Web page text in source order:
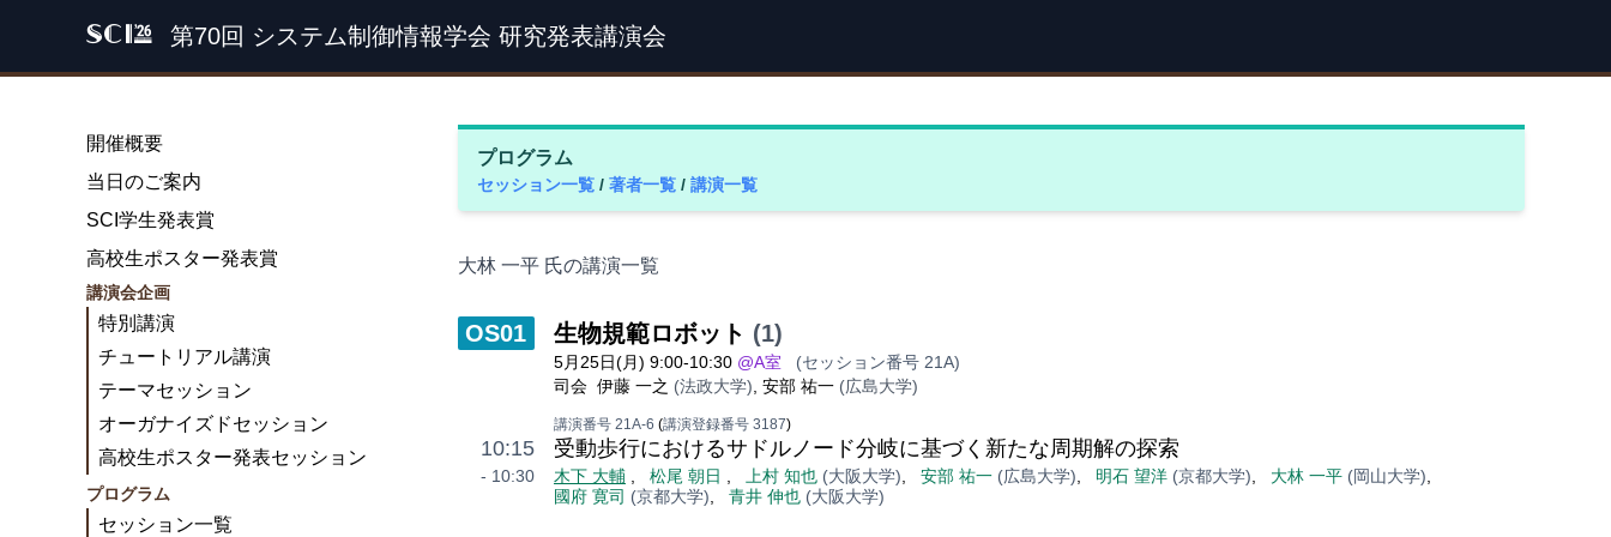
SCI '26 第70回 システム制御情報学会 研究発表講演会
プログラム
セッション一覧 / 著者一覧 / 講演一覧
大林 一平 氏の講演一覧
OS01 生物規範ロボット (1)
5月25日(月) 9:00-10:30 @A室
(セッション番号 21A)
司会 伊藤 一之 (法政大学) 安部 祐一 (広島大学)
講演番号 21A-6 (講演登録番号 3187)
10:15
- 10:30
受動歩行におけるサドルノード分岐に基づく新たな周期解の探索
木下 大輔 松尾 朝日 上村 知也 (大阪大学) 安部 祐一 (広島大学) 明石 望洋 (京都大学) 大林 一平 (岡山大学)
國府 寛司 (京都大学) 青井 伸也 (大阪大学)
開催概要
当日のご案内
SCI学生発表賞
高校生ポスター発表賞
講演会企画
特別講演
チュートリアル講演
テーマセッション
オーガナイズドセッション
高校生ポスター発表セッション
プログラム
セッション一覧